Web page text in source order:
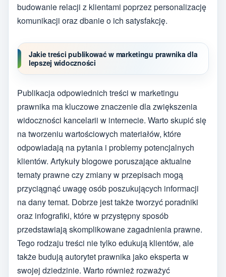
budowanie relacji z klientami poprzez personalizację
komunikacji oraz dbanie o ich satysfakcję.
Jakie treści publikować w marketingu prawnika dla
lepszej widoczności
Publikacja odpowiednich treści w marketingu
prawnika ma kluczowe znaczenie dla zwiększenia
widoczności kancelarii w internecie. Warto skupić się
na tworzeniu wartościowych materiałów, które
odpowiadają na pytania i problemy potencjalnych
klientów. Artykuły blogowe poruszające aktualne
tematy prawne czy zmiany w przepisach mogą
przyciągnąć uwagę osób poszukujących informacji
na dany temat. Dobrze jest także tworzyć poradniki
oraz infografiki, które w przystępny sposób
przedstawiają skomplikowane zagadnienia prawne.
Tego rodzaju treści nie tylko edukują klientów, ale
także budują autorytet prawnika jako eksperta w
swojej dziedzinie. Warto również rozważyć